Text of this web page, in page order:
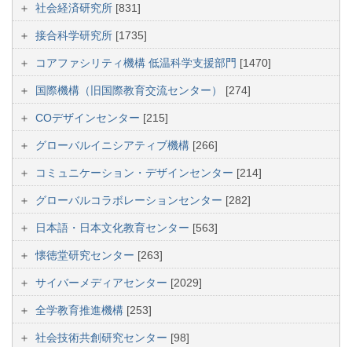
社会経済研究所 [831]
接合科学研究所 [1735]
コアファシリティ機構 低温科学支援部門 [1470]
国際機構（旧国際教育交流センター） [274]
COデザインセンター [215]
グローバルイニシアティブ機構 [266]
コミュニケーション・デザインセンター [214]
グローバルコラボレーションセンター [282]
日本語・日本文化教育センター [563]
懐徳堂研究センター [263]
サイバーメディアセンター [2029]
全学教育推進機構 [253]
社会技術共創研究センター [98]